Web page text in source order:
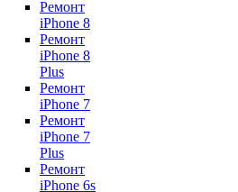
Ремонт
iPhone 8
Ремонт
iPhone 8
Plus
Ремонт
iPhone 7
Ремонт
iPhone 7
Plus
Ремонт
iPhone 6s